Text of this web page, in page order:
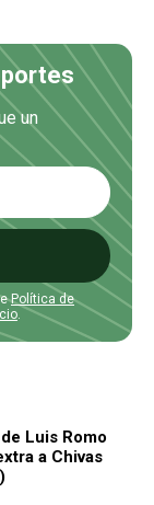
un
Política de
Luis Romo
a Chivas